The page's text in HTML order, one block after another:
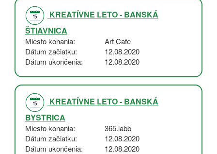
KREATÍVNE LETO - BANSKÁ
ŠTIAVNICA
Miesto konania
Art Cafe
Dátum začiatku
12.08.2020
Dátum ukončenia
12.08.2020
KREATÍVNE LETO - BANSKÁ
BYSTRICA
Miesto konania
365.labb
Dátum začiatku
12.08.2020
Dátum ukončenia
12.08.2020